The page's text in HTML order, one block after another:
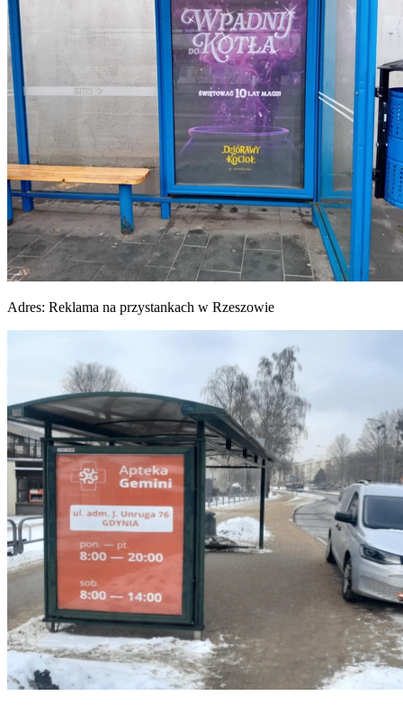
Adres: Reklama na przystankach w Rzeszowie